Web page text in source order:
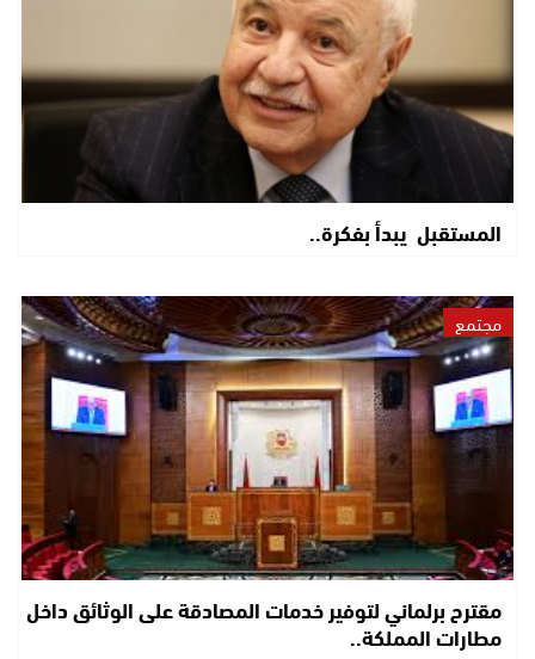
المستقبل يبدأ بفكرة..
مجتمع
مقترح برلماني لتوفير خدمات المصادقة على الوثائق داخل
مطارات المملكة..